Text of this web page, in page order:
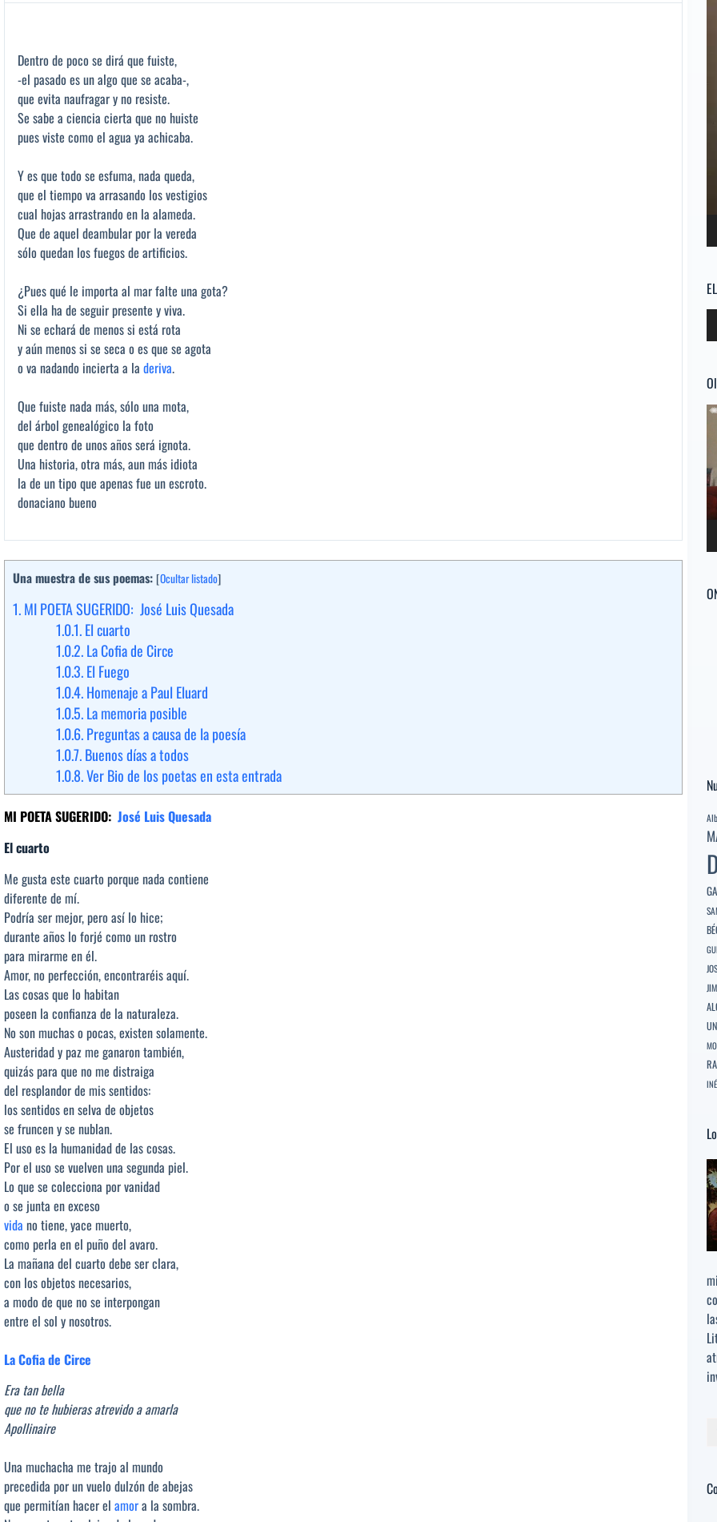
Dentro de poco se dirá que fuiste,
-el pasado es un algo que se acaba-,
que evita naufragar y no resiste.
Se sabe a ciencia cierta que no huiste
pues viste como el agua ya achicaba.
Y es que todo se esfuma, nada queda,
que el tiempo va arrasando los vestigios
cual hojas arrastrando en la alameda.
Que de aquel deambular por la vereda
sólo quedan los fuegos de artificios.
¿Pues qué le importa al mar falte una gota?
Si ella ha de seguir presente y viva.
Ni se echará de menos si está rota
y aún menos si se seca o es que se agota
o va nadando incierta a la deriva.
Que fuiste nada más, sólo una mota,
del árbol genealógico la foto
que dentro de unos años será ignota.
Una historia, otra más, aun más idiota
la de un tipo que apenas fue un escroto.
donaciano bueno
Una muestra de sus poemas: [Ocultar listado]
1.MI POETA SUGERIDO: José Luis Quesada
1.0.1.El cuarto
1.0.2.La Cofia de Circe
1.0.3.El Fuego
1.0.4.Homenaje a Paul Eluard
1.0.5.La memoria posible
1.0.6.Preguntas a causa de la poesía
1.0.7.Buenos días a todos
1.0.8.Ver Bio de los poetas en esta entrada
MI POETA SUGERIDO: José Luis Quesada
El cuarto
Me gusta este cuarto porque nada contiene
diferente de mí.
Podría ser mejor, pero así lo hice;
durante años lo forjé como un rostro
para mirarme en él.
Amor, no perfección, encontraréis aquí.
Las cosas que lo habitan
poseen la confianza de la naturaleza.
No son muchas o pocas, existen solamente.
Austeridad y paz me ganaron también,
quizás para que no me distraiga
del resplandor de mis sentidos:
los sentidos en selva de objetos
se fruncen y se nublan.
El uso es la humanidad de las cosas.
Por el uso se vuelven una segunda piel.
Lo que se colecciona por vanidad
o se junta en exceso
vida no tiene, yace muerto,
como perla en el puño del avaro.
La mañana del cuarto debe ser clara,
con los objetos necesarios,
a modo de que no se interpongan
entre el sol y nosotros.
La Cofia de Circe
Era tan bella
que no te hubieras atrevido a amarla
Apollinaire
Una muchacha me trajo al mundo
precedida por un vuelo dulzón de abejas
que permitían hacer el amora la sombra.
de